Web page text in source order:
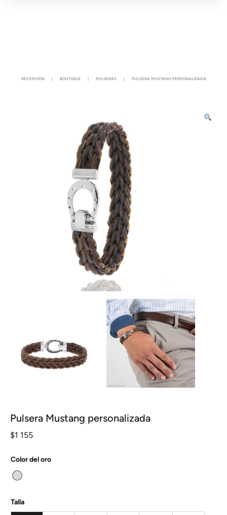
RECEPCIÓN | BOUTIQUE | PULSERAS | PULSERA MUSTANG PERSONALIZADA
Pulsera Mustang personalizada
$1 155
Color del oro
Talla